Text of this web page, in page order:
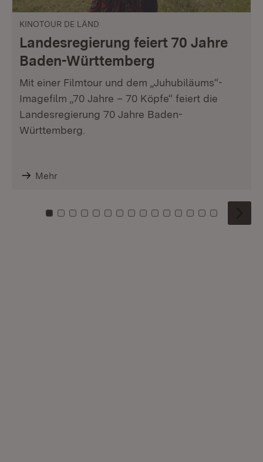
KINOTOUR DE LÄND
Landesregierung feiert 70 Jahre
Baden-Württemberg
Mit einer Filmtour und dem „Juhubiläums“-
Imagefilm „70 Jahre – 70 Köpfe“ feiert die
Landesregierung 70 Jahre Baden-
Württemberg.
Mehr
Zu Kachel: 0
Zu Kachel: 1
Zu Kachel: 2
Zu Kachel: 3
Zu Kachel: 4
Zu Kachel: 5
Zu Kachel: 6
Zu Kachel: 7
Zu Kachel: 8
Zu Kachel: 9
Zu Kachel: 10
Zu Kachel: 11
Zu Kachel: 12
Zu Kachel:
Zu